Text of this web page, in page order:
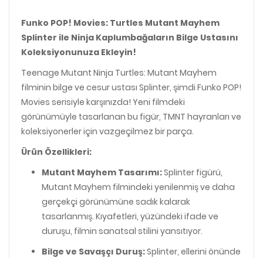
Funko POP! Movies: Turtles Mutant Mayhem
Splinter ile Ninja Kaplumbağaların Bilge Ustasını
Koleksiyonunuza Ekleyin!
Teenage Mutant Ninja Turtles: Mutant Mayhem
filminin bilge ve cesur ustası Splinter, şimdi Funko POP!
Movies serisiyle karşınızda! Yeni filmdeki
görünümüyle tasarlanan bu figür, TMNT hayranları ve
koleksiyonerler için vazgeçilmez bir parça.
Ürün Özellikleri:
Mutant Mayhem Tasarımı:Splinter figürü,
Mutant Mayhem filmindeki yenilenmiş ve daha
gerçekçi görünümüne sadık kalarak
tasarlanmış. Kıyafetleri, yüzündeki ifade ve
duruşu, filmin sanatsal stilini yansıtıyor.
Bilge ve Savaşçı Duruş:Splinter, ellerini önünde